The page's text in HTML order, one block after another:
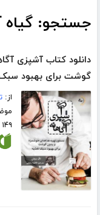
جستجو:
دانلود کتاب آشپزی
گوشت برای بهبود
از:
۱۴۹ صفحه